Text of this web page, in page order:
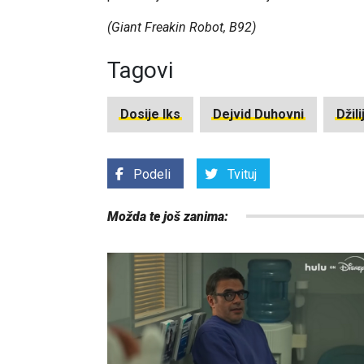
(Giant Freakin Robot, B92)
Tagovi
Dosije Iks Dejvid Duhovni
Podeli Tvituj
Možda te još zanima: